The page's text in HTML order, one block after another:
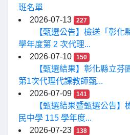
班名單
2026-07-13
227
【甄選公告】檢送「彰
學年度第 2 次代理...
2026-07-10
150
【甄選結果】彰化縣立
第1次代理代課教師甄...
2026-07-09
141
【甄選結果暨甄選公告】
民中學 115 學年度...
2026-07-23
138